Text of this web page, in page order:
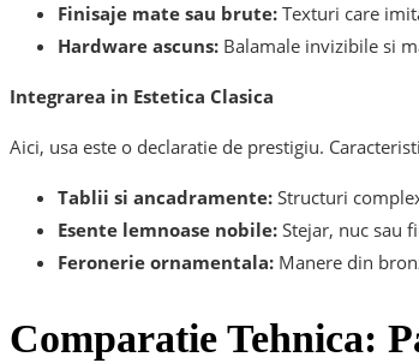
Finisaje mate sau brute: Texturi care
Hardware ascuns: Balamale invizibile si
Integrarea in Estetica Clasica
Aici, usa este o declaratie de prestigiu.
Tablii si ancadramente: Structuri
Esente lemnoase nobile: Stejar, nuc sau
Feronerie ornamentala: Manere din
Comparatie Tehnica: